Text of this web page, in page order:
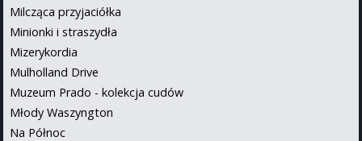
Milcząca przyjaciółka
Minionki i straszydła
Mizerykordia
Mulholland Drive
Muzeum Prado - kolekcja cudów
Młody Waszyngton
Na Północ